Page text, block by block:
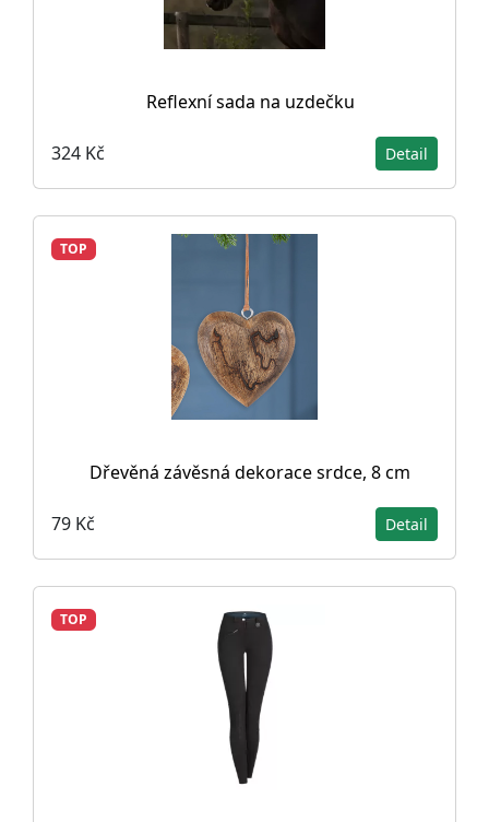
Reflexní sada na uzdečku
324 Kč Detail
TOP
Dřevěná závěsná dekorace srdce, 8 cm
79 Kč Detail
TOP